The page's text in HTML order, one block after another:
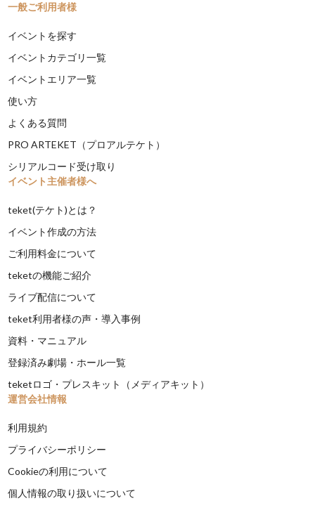
一般ご利用者様
イベントを探す
イベントカテゴリ一覧
イベントエリア一覧
使い方
よくある質問
PRO ARTEKET（プロアルテケト）
シリアルコード受け取り
イベント主催者様へ
teket(テケト)とは？
イベント作成の方法
ご利用料金について
teketの機能ご紹介
ライブ配信について
teket利用者様の声・導入事例
資料・マニュアル
登録済み劇場・ホール一覧
teketロゴ・プレスキット（メディアキット）
運営会社情報
利用規約
プライバシーポリシー
Cookieの利用について
個人情報の取り扱いについて